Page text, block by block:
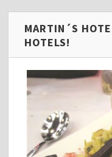
MARTIN´S
HOTELS!